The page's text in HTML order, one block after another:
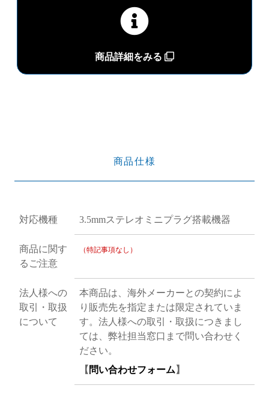
商品詳細をみる
商品仕様
対応機種 3.5mmステレオミニプラグ搭載機器
商品に関す
るご注意
（特記事項なし）
法人様への
取引・取扱
について
本商品は、海外メーカーとの契約によ
り販売先を指定または限定されていま
す。法人様への取引・取扱につきまし
ては、弊社担当窓口まで問い合わせく
ださい。
【 問い合わせフォーム 】